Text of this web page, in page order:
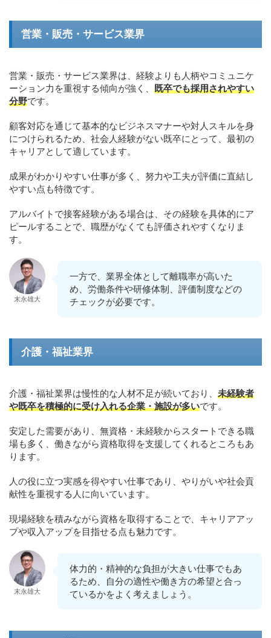
営業・販売・サービス業界
営業・販売・サービス業界は、経験よりも人柄やコミュニケ
ーション力を重視する傾向が強く、 既卒でも採用されやすい
分野です。
顧客対応を通じて基本的なビジネスマナーや対人スキルを身
につけられるため、社会人経験がない既卒にとって、最初の
キャリアとして適しています。
成果がわかりやすい仕事が多く、努力や工夫が評価に直結し
やすい点も特徴です。
アルバイトで接客経験がある場合は、その経験を具体的にア
ピールすることで、職歴がなくても評価されやすくなりま
す。
末永雄大
一方で、業界全体として離職率が高いた
め、労働条件や研修体制、評価制度などの
チェックが必要です。
介護・福祉業界
介護・福祉業界は慢性的な人材不足が続いており、 未経験者
や既卒を積極的に受け入れる企業・施設が多いです。
安定した需要があり、無資格・未経験からスタートできる職
場も多く、働きながら資格取得を支援してくれるところもあ
ります。
人の役に立つ実感を得やすい仕事であり、やりがいや社会貢
献性を重視する人に向いています。
現場経験を積みながら資格を取得することで、キャリアアッ
プや収入アップを目指せる点も魅力です。
末永雄大
体力的・精神的な負担が大きい仕事でもあ
るため、自分の適性や働き方の希望と合っ
ているかをよく考えましょう。